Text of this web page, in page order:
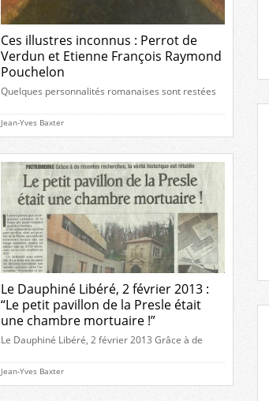
Ces illustres inconnus : Perrot de
Verdun et Etienne François Raymond
Pouchelon
Quelques personnalités romanaises sont restées
et de bâtiments. Mais savons-nous qui elles
étaient ? Cinquième volet de cette série (voir 1, 2, 3
et 4). Perrot de Verdun Riche bourgeois de
Romans, élu consul le 6 juillet 1370, doit d’autant
plus figurer au premier rang […]
Jean-Yves Baxter
Le Dauphiné Libéré, 2 février 2013 :
“Le petit pavillon de la Presle était
une chambre mortuaire !”
Le Dauphiné Libéré, 2 février 2013 Grâce à de
rétablie Le petit pavillon de la Presle était une
chambre mortuaire ! Il arrive parfois que les
Jean-Yves Baxter